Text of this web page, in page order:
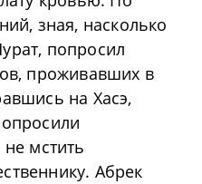
зная, насколько
попросил
проживавших в
на Хасэ,
мстить
Абрек